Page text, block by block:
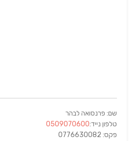
שם: פרנסואה לבהר
טלפון נייד:0509070600
פקס: 0776630082